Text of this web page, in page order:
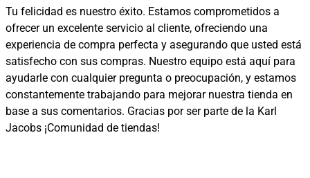
Tu felicidad es nuestro éxito. Estamos comprometidos a
ofrecer un excelente servicio al cliente, ofreciendo una
experiencia de compra perfecta y asegurando que usted está
satisfecho con sus compras. Nuestro equipo está aquí para
ayudarle con cualquier pregunta o preocupación, y estamos
constantemente trabajando para mejorar nuestra tienda en
base a sus comentarios. Gracias por ser parte de la Karl
Jacobs ¡Comunidad de tiendas!